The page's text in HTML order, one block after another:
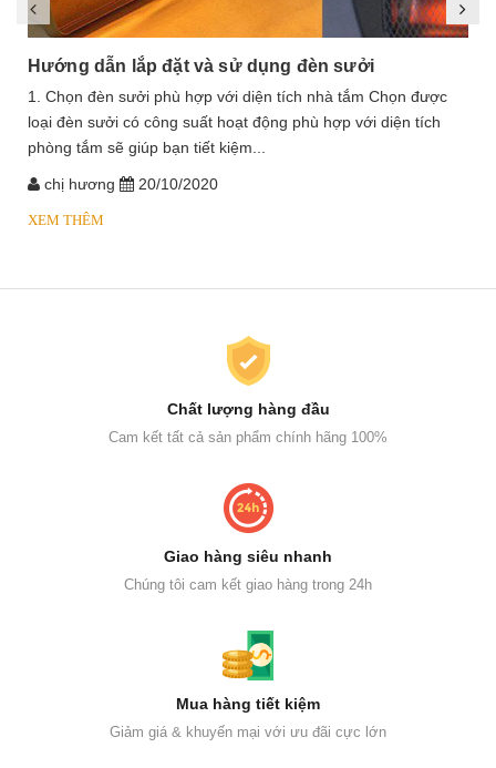
Hướng dẫn lắp đặt và sử dụng đèn sưởi
1. Chọn đèn sưởi phù hợp với diện tích nhà tắm Chọn được
loại đèn sưởi có công suất hoạt động phù hợp với diện tích
phòng tắm sẽ giúp bạn tiết kiệm...
chị hương 20/10/2020
XEM THÊM
Chất lượng hàng đầu
Cam kết tất cả sản phẩm chính hãng 100%
Giao hàng siêu nhanh
Chúng tôi cam kết giao hàng trong 24h
Mua hàng tiết kiệm
Giảm giá & khuyến mại với ưu đãi cực lớn